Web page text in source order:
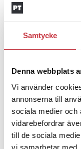
Samtycke
Denna webbplats
Vi använder
annonserna till
sociala medier och
vidarebefordrar
till de sociala
vi samarbetar
rekrytering av
Anna-Karin
frilansjournalist
ANN-KARIN
Text Polistidningen
4 februari 2016